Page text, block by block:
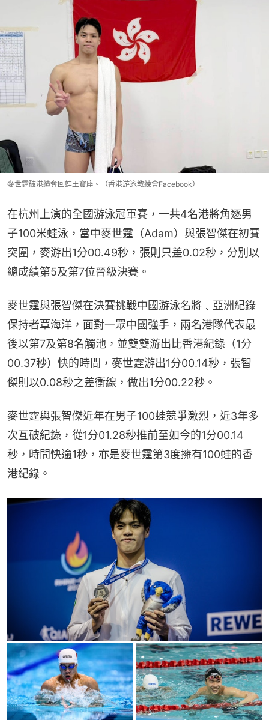
麥世霆破港績奪回蛙王寶座。（香港游泳教練會Facebook）
在杭州上演的全國游泳冠軍賽，一共4名港將角逐男
子100米蛙泳，當中麥世霆（Adam）與張智傑在初賽
突圍，麥游出1分00.49秒，張則只差0.02秒，分別以
總成績第5及第7位晉級決賽。
麥世霆與張智傑在決賽挑戰中國游泳名將﹑亞洲紀錄
保持者覃海洋，面對一眾中國強手，兩名港隊代表最
後以第7及第8名觸池，並雙雙游出比香港紀錄（1分
00.37秒）快的時間，麥世霆游出1分00.14秒，張智
傑則以0.08秒之差衝線，做出1分00.22秒。
麥世霆與張智傑近年在男子100蛙競爭激烈，近3年多
次互破紀錄，從1分01.28秒推前至如今的1分00.14
秒，時間快逾1秒，亦是麥世霆第3度擁有100蛙的香
港紀錄。